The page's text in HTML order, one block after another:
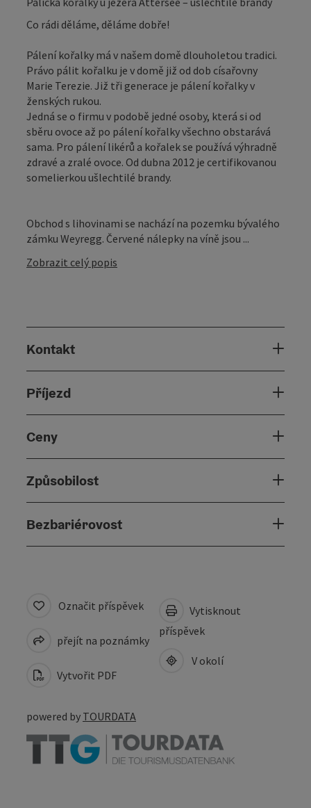
Co rádi děláme, děláme dobře!
Pálení kořalky má v našem domě dlouholetou tradici.
Právo pálit kořalku je v domě již od dob císařovny
Marie Terezie. Již tři generace je pálení kořalky v
ženských rukou.
Jedná se o firmu v podobě jedné osoby, která si od
sběru ovoce až po pálení kořalky všechno obstarává
sama. Pro pálení likérů a kořalek se používá výhradně
zdravé a zralé ovoce. Od dubna 2012 je certifikovanou
somelierkou ušlechtilé brandy.
Obchod s lihovinami se nachází na pozemku bývalého
zámku Weyregg. Červené nálepky na víně jsou ...
Zobrazit celý popis
Kontakt
Příjezd
Ceny
Způsobilost
Bezbariérovost
Označit příspěvek
přejít na poznámky
Vytvořit PDF
Vytisknout
příspěvek
V okolí
powered by TOURDATA